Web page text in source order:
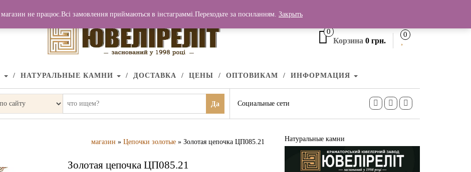
0
Корзина 0 грн.
0
НАТУРАЛЬНЫЕ КАМНИ ДОСТАВКА ЦЕНЫ ОПТОВИКАМ ИНФОРМАЦИЯ
Да Социальные сети
магазин » Цепочки золотые » Золотая цепочка ЦП085.21
Золотая цепочка ЦП085.21
Натуральные камни
не працює.Всі замовлення приймаються в інстаграммі.Переходьте за посиланням. Закрыть